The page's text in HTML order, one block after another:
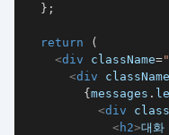
} ;
return
(
<div className="
<div className
{messages .
<div
<h2>대화